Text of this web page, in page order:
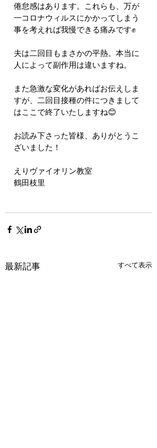
倦怠感はあります。これらも、万が
一コロナウィルスにかかってしまう
事を考えれば我慢できる痛みです✊
夫は二回目もまさかの平熱。本当に
人によって副作用は違いますね。
また急激な変化があればお伝えしま
すが、二回目接種の件につきまして
はここで終了いたしますね😊
お読み下さった皆様、ありがとうこ
ざいました！
えりヴァイオリン教室
鶴田枝里
最新記事 すべて表示